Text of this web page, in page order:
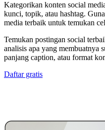
Kategorikan konten social
kunci, topik, atau hashtag.
media terbaik untuk temukan
Temukan postingan social
analisis apa yang membuatnya
panjang caption, atau format
Daftar gratis